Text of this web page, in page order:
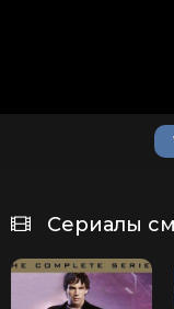
Сериалы